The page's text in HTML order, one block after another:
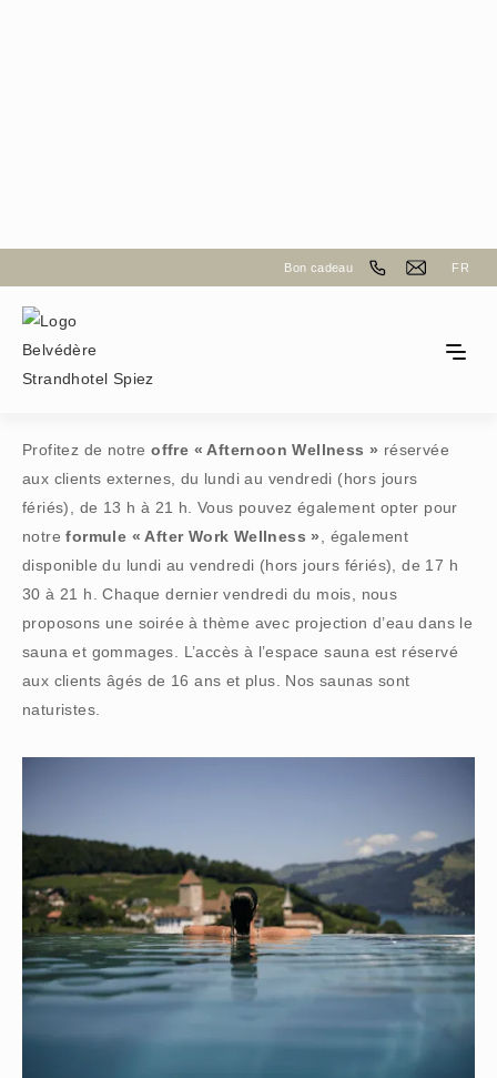
Bon cadeau FR
Le centre bien-être au bord du lac de Thoune
Bien-être pour les hôtes
externes
Profitez de notreoffre « Afternoon Wellness » réservée
aux clients externes, du lundi au vendredi (hors jours
fériés), de 13 h à 21 h. Vous pouvez également opter pour
notreformule « After Work Wellness »
, également
disponible du lundi au vendredi (hors jours fériés), de 17 h
30 à 21 h. Chaque dernier vendredi du mois, nous
proposons une soirée à thème avec projection d’eau dans le
sauna et gommages. L’accès à l’espace sauna est réservé
aux clients âgés de 16 ans et plus. Nos saunas sont
naturistes.